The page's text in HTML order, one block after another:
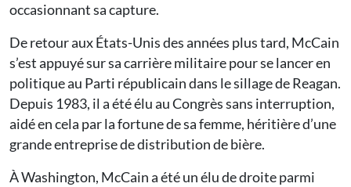
occasionnant sa capture.
De retour aux États-Unis des années plus tard, McCain
s’est appuyé sur sa carrière militaire pour se lancer en
politique au Parti républicain dans le sillage de Reagan.
Depuis 1983, il a été élu au Congrès sans interruption,
aidé en cela par la fortune de sa femme, héritière d’une
grande entreprise de distribution de bière.
À Washington, McCain a été un élu de droite parmi